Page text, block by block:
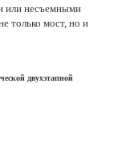
или несъемными
только мост, но и